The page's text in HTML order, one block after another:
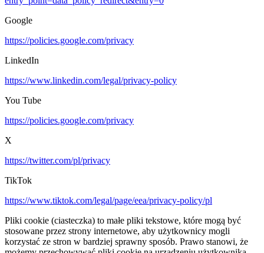
Google
https://policies.google.com/privacy
LinkedIn
https://www.linkedin.com/legal/privacy-policy
You Tube
https://policies.google.com/privacy
X
https://twitter.com/pl/privacy
TikTok
https://www.tiktok.com/legal/page/eea/privacy-policy/pl
Pliki cookie (ciasteczka) to małe pliki tekstowe, które mogą być
stosowane przez strony internetowe, aby użytkownicy mogli
korzystać ze stron w bardziej sprawny sposób. Prawo stanowi, że